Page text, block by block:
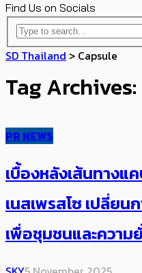
Find Us on Socials
SD Thailand > Capsule
Tag
PR NEWS
เบื้องหลังเส้นทางแ
เนสเพรสโซ เปลี่ย
เพื่อชุมชนและความ